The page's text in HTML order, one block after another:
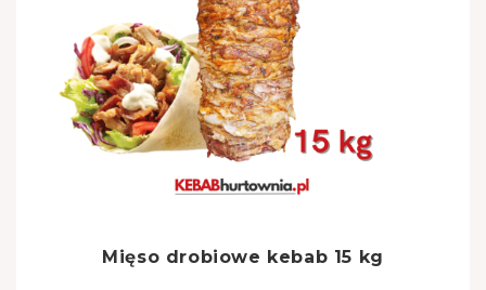
Mięso drobiowe kebab 15 kg